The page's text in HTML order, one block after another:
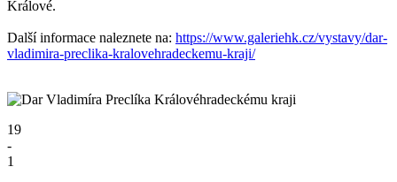
Králové.
Další informace naleznete na: https://www.galeriehk.cz/vystavy/dar-
vladimira-preclika-kralovehradeckemu-kraji/
19
-
1